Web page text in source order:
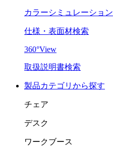
カラーシミュレーション
仕様・表面材検索
360°View
取扱説明書検索
製品カテゴリから探す
チェア
デスク
ワークブース